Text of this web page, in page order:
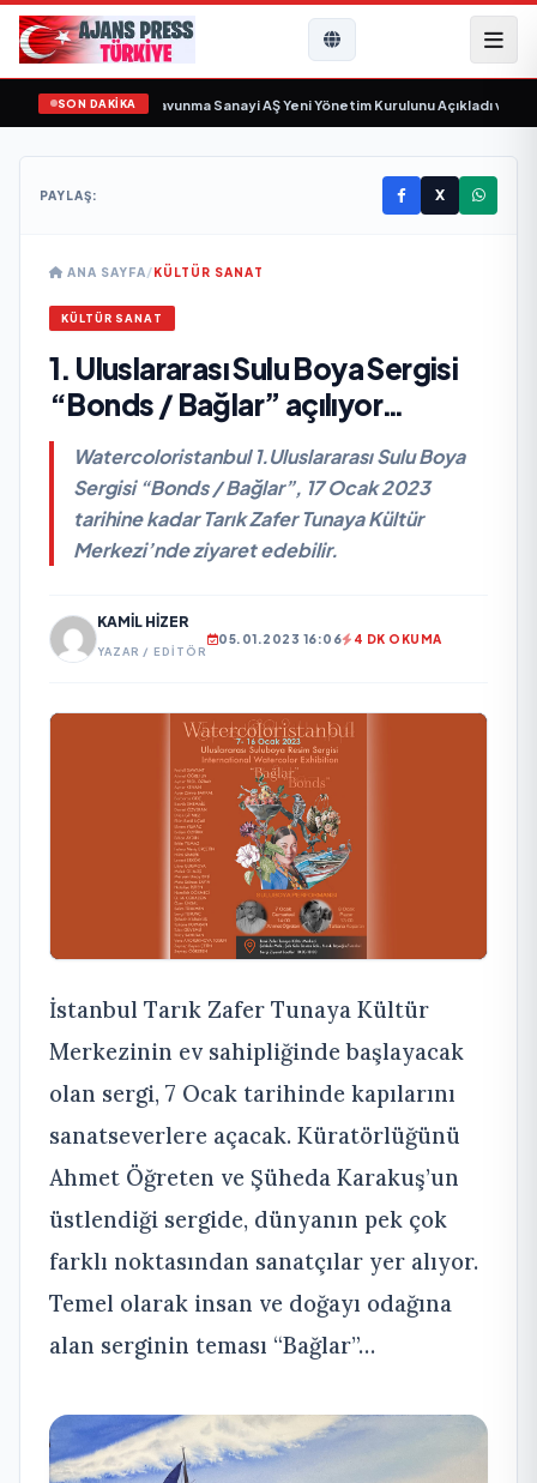
SON DAKİKA
Açıkgöz Savunma Sanayi AŞ Yeni Yönetim Kurulunu Açıkladı ve
PAYLAŞ: X
ANA SAYFA/KÜLTÜR SANAT
KÜLTÜR SANAT
1. Uluslararası Sulu Boya Sergisi
“Bonds / Bağlar” açılıyor…
Watercoloristanbul 1.Uluslararası Sulu Boya
Sergisi “Bonds / Bağlar”, 17 Ocak 2023
tarihine kadar Tarık Zafer Tunaya Kültür
Merkezi’nde ziyaret edebilir.
KAMIL HIZER
YAZAR / EDITÖR
05.01.2023 16:06 4 DK OKUMA
İstanbul Tarık Zafer Tunaya Kültür
Merkezinin ev sahipliğinde başlayacak
olan sergi, 7 Ocak tarihinde kapılarını
sanatseverlere açacak. Küratörlüğünü
Ahmet Öğreten ve Şüheda Karakuş’un
üstlendiği sergide, dünyanın pek çok
farklı noktasından sanatçılar yer alıyor.
Temel olarak insan ve doğayı odağına
alan serginin teması “Bağlar”…